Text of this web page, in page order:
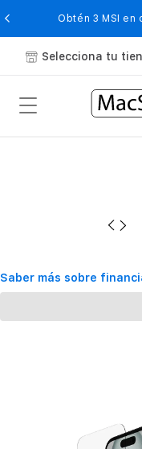
Obtén 3 MSI en
Selecciona tu
Saber más sobre